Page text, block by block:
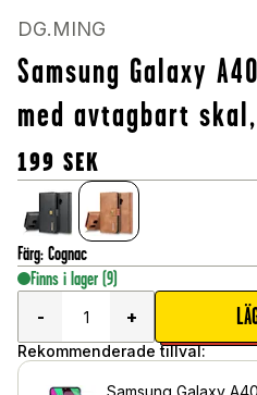
DG.MING
Samsung Galaxy
med avtagbart
199 SEK
Färg: Cognac
Finns i lager (9)
-
+
Rekommenderade tillval: